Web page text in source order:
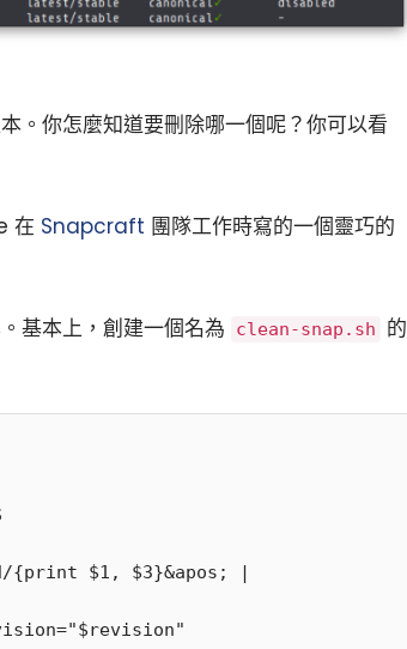
。你怎麼知道要刪除哪一個呢？你可以看
在 Snapcraft 團隊工作時寫的一個靈巧的
。基本上，創建一個名為 clean-snap.sh
的
{print $1, $3}&apos; |